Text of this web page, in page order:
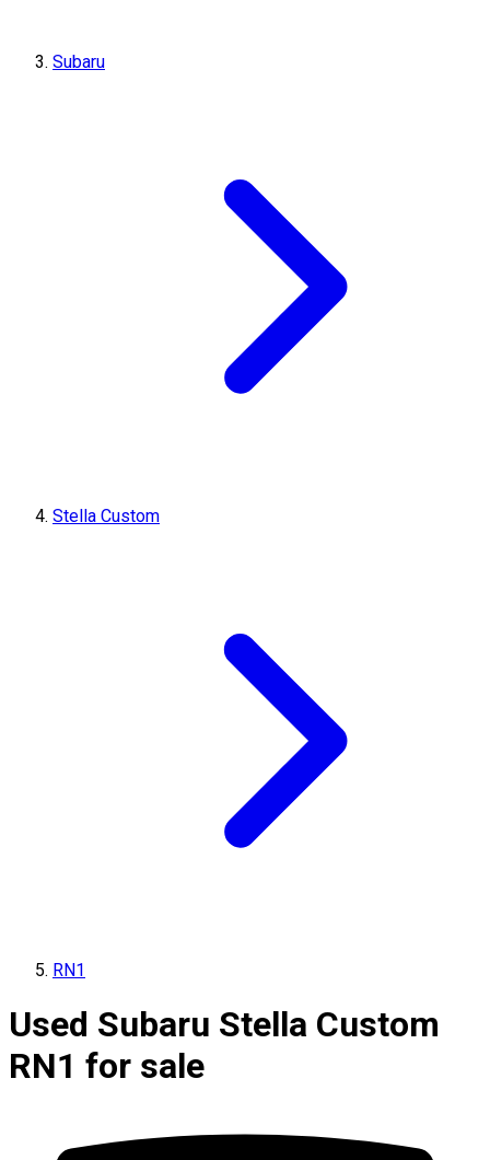
Subaru
Stella Custom
RN1
Used Subaru Stella Custom
RN1 for sale